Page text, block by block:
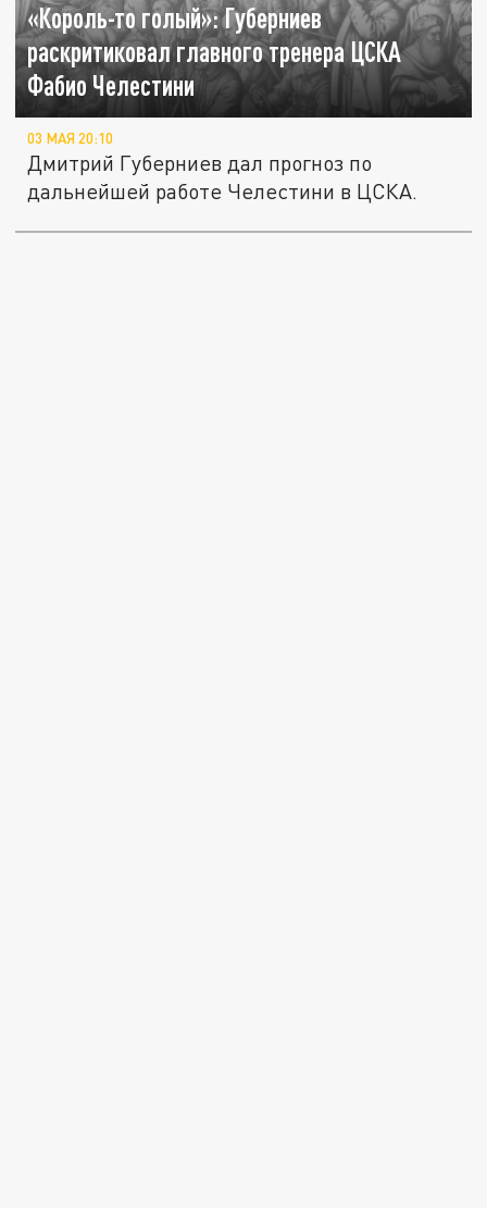
«Король-то голый»: Губерниев
раскритиковал главного тренера ЦСКА
Фабио Челестини
03 МАЯ 20:10
Дмитрий Губерниев дал прогноз по
дальнейшей работе Челестини в ЦСКА.